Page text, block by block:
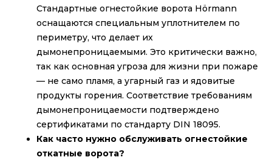
Стандартные огнестойкие ворота Hörmann
оснащаются специальным уплотнителем по
периметру, что делает их
дымонепроницаемыми. Это критически важно,
так как основная угроза для жизни при пожаре
— не само пламя, а угарный газ и ядовитые
продукты горения. Соответствие требованиям
дымонепроницаемости подтверждено
сертификатами по стандарту DIN 18095.
Как часто нужно обслуживать огнестойкие
откатные ворота?